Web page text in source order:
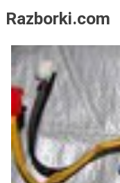
Razborki.com